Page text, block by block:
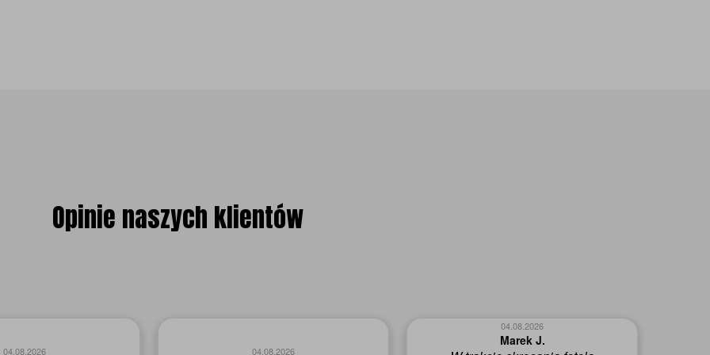
Opinie naszych klientów
05.08.2026